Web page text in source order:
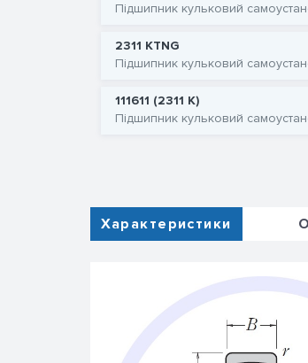
Підшипник кульковий
2311 KTNG
Підшипник кульковий
111611 (2311 K)
Підшипник кульковий
Характеристики